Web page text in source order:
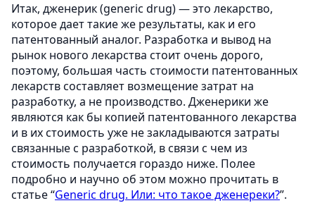
Итак, дженерик (generic drug) — это лекарство,
которое дает такие же результаты, как и его
патентованный аналог. Разработка и вывод на
рынок нового лекарства стоит очень дорого,
поэтому, большая часть стоимости патентованных
лекарств составляет возмещение затрат на
разработку, а не производство. Дженерики же
являются как бы копией патентованного лекарства
и в их стоимость уже не закладываются затраты
связанные с разработкой, в связи с чем из
стоимость получается гораздо ниже. Полее
подробно и научно об этом можно прочитать в
статье “Generic drug. Или: что такое дженереки?”.